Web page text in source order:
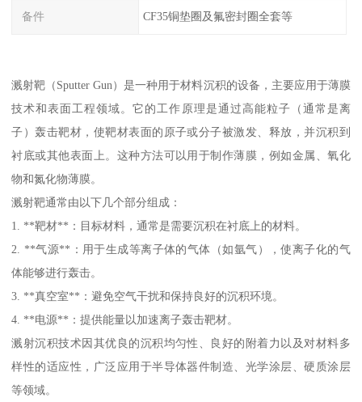
备件 CF35铜垫圈及氟密封圈全套等
溅射靶（Sputter Gun）是一种用于材料沉积的设备，主要应用于薄膜
技术和表面工程领域。它的工作原理是通过高能粒子（通常是离
子）轰击靶材，使靶材表面的原子或分子被激发、释放，并沉积到
衬底或其他表面上。这种方法可以用于制作薄膜，例如金属、氧化
物和氮化物薄膜。
溅射靶通常由以下几个部分组成：
1. **靶材**：目标材料，通常是需要沉积在衬底上的材料。
2. **气源**：用于生成等离子体的气体（如氩气），使离子化的气
体能够进行轰击。
3. **真空室**：避免空气干扰和保持良好的沉积环境。
4. **电源**：提供能量以加速离子轰击靶材。
溅射沉积技术因其优良的沉积均匀性、良好的附着力以及对材料多
样性的适应性，广泛应用于半导体器件制造、光学涂层、硬质涂层
等领域。